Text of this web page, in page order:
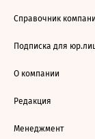
Справочник
Подписка для
О компании
Редакция
Менеджмент